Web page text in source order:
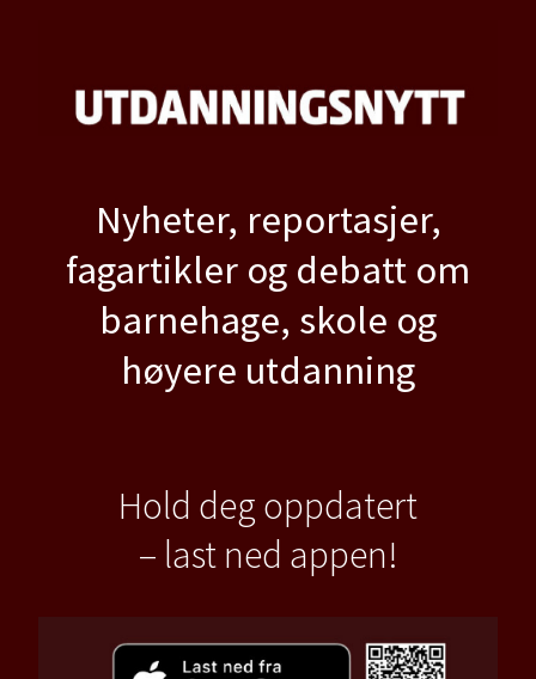
Nyheter, reportasjer,
fagartikler og debatt om
barnehage, skole og
høyere utdanning
Hold deg oppdatert
– last ned appen!